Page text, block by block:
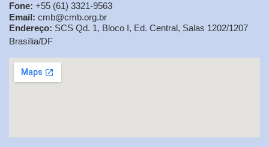
Fone: +55 (61) 3321-9563
Email: cmb@cmb.org.br
Endereço: SCS Qd. 1, Bloco I, Ed. Central, Salas 1202/1207
Brasília/DF